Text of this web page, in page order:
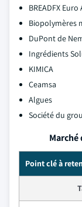
BREADFX
Biopolymères
DuPont de
Ingrédients
KIMICA
Ceamsa
Algues
Société du
Point clé à